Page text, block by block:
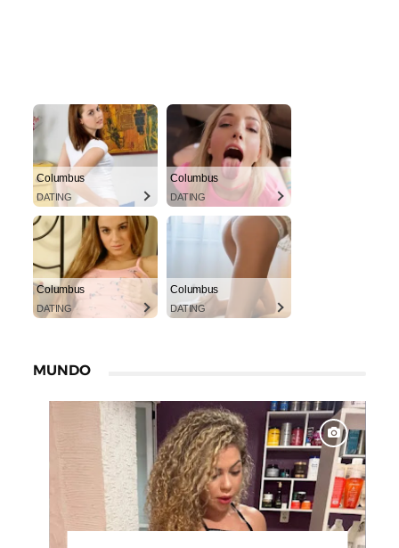
Columbus
DATING
Columbus
DATING
Columbus
DATING
Columbus
DATING
MUNDO